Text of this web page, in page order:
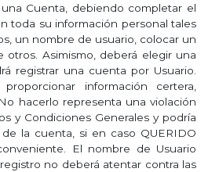
Cuenta, debiendo completar el
toda su información personal tales
un nombre de usuario, colocar un
otros. Asimismo, deberá elegir una
registrar una cuenta por Usuario.
información certera,
hacerlo representa una violación
y Condiciones Generales y podría
la cuenta, si en caso QUERIDO
El nombre de Usuario
no deberá atentar contra las